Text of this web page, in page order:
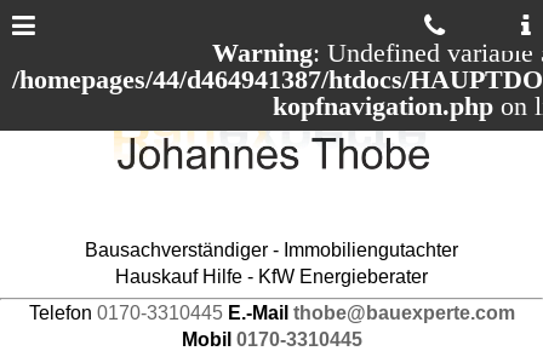
Warning: Undefined variable
/homepages/44/d464941387/htdocs/
kopfnavigation.php on
Bausachverständiger - Immobiliengutachter
Hauskauf Hilfe - KfW Energieberater
Telefon 0170-3310445 E.-Mail thobe@bauexperte.com
Mobil 0170-3310445